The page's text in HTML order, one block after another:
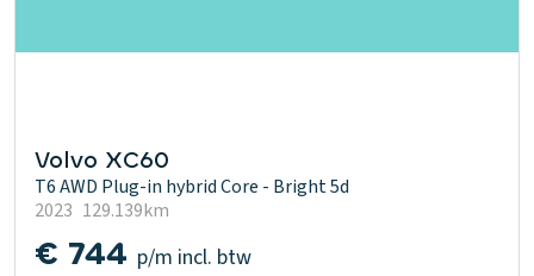
Volvo XC60
T6 AWD Plug-in hybrid Core - Bright 5d
2023 129.139km
€ 744 p/m incl. btw